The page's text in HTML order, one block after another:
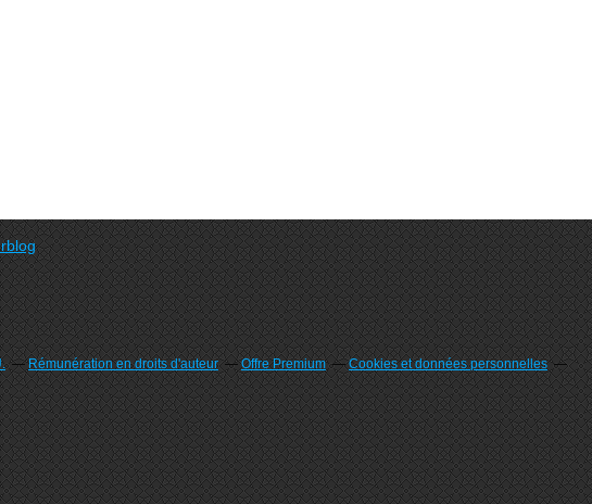
Rémunération en droits d'auteur Offre Premium
Cookies et données personnelles